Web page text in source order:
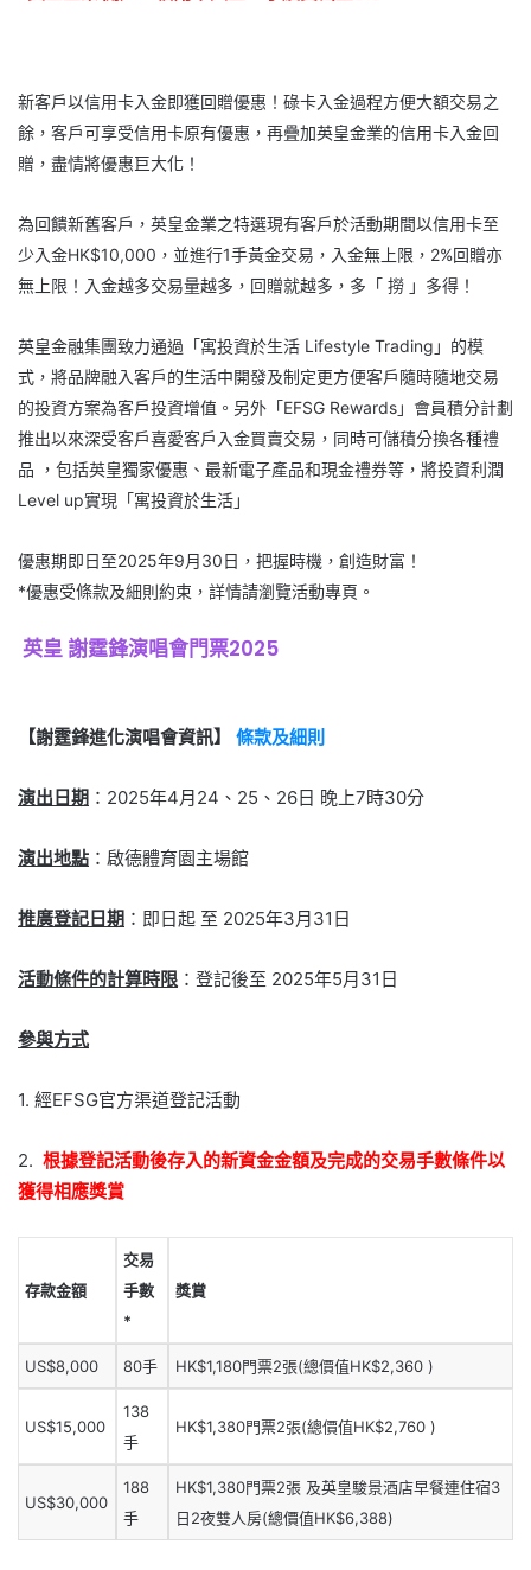
新客戶以信用卡入金即獲回贈優惠！碌卡入金過程方便大額交易之
餘，客戶可享受信用卡原有優惠，再疊加英皇金業的信用卡入金回
贈，盡情將優惠巨大化！
為回饋新舊客戶，英皇金業之特選現有客戶於活動期間以信用卡至
少入金HK$10,000，並進行1手黃金交易，入金無上限，2%回贈亦
無上限！入金越多交易量越多，回贈就越多，多「 撈 」多得！
英皇金融集團致力通過「寓投資於生活 Lifestyle Trading」的模
式，將品牌融入客戶的生活中開發及制定更方便客戶隨時隨地交易
的投資方案為客戶投資增值。另外「EFSG Rewards」會員積分計劃
推出以來深受客戶喜愛客戶入金買賣交易，同時可儲積分換各種禮
品 ，包括英皇獨家優惠、最新電子產品和現金禮券等，將投資利潤
Level up實現「寓投資於生活」
優惠期即日至2025年9月30日，把握時機，創造財富！
*優惠受條款及細則約束，詳情請瀏覽活動專頁。
英皇 謝霆鋒演唱會門票2025
【謝霆鋒進化演唱會資訊】 條款及細則
演出日期 ：2025年4月24、25、26日 晚上7時30分
演出地點 ：啟德體育園主場館
推廣登記日期 ：即日起 至 2025年3月31日
活動條件的計算時限 ：登記後至 2025年5月31日
參與方式
1. 經EFSG官方渠道登記活動
2. 根據登記活動後存入的新資金金額及完成的交易手數條件以
獲得相應獎賞
存款金額
交易
手數
*
獎賞
US$8,000 80手 HK$1,180門票2張(總價值HK$2,360 )
US$15,000
138
手
HK$1,380門票2張(總價值HK$2,760 )
US$30,000
188
手
HK$1,380門票2張 及英皇駿景酒店早餐連住宿3
日2夜雙人房(總價值HK$6,388)